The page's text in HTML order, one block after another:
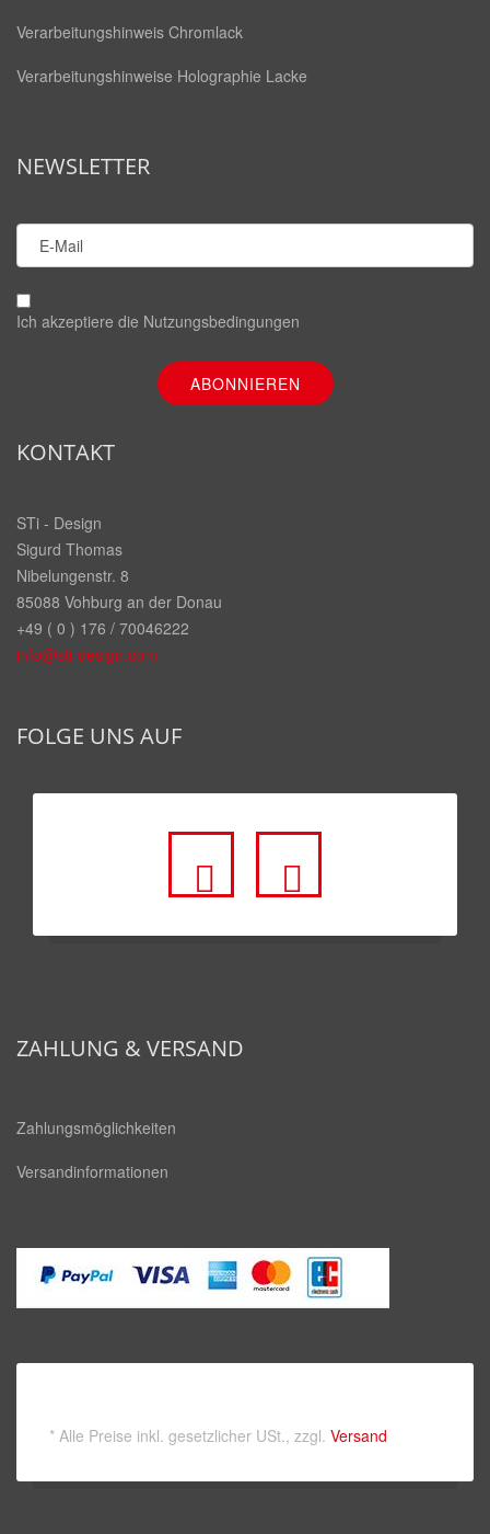
Verarbeitungshinweis Chromlack
Verarbeitungshinweise Holographie Lacke
NEWSLETTER
Ich akzeptiere die Nutzungsbedingungen
KONTAKT
STi - Design
Sigurd Thomas
Nibelungenstr. 8
85088 Vohburg an der Donau
+49 ( 0 ) 176 / 70046222
info@sti-design.com
FOLGE UNS AUF
square
ZAHLUNG & VERSAND
Zahlungsmöglichkeiten
Versandinformationen
* Alle Preise inkl. gesetzlicher USt., zzgl. Versand